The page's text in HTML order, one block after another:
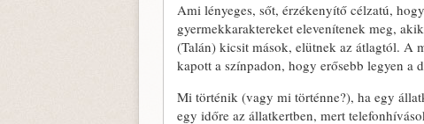
Ami lényeges, sőt, érzékenyítő célzatú,
gyermekkaraktereket elevenítenek meg,
(Talán) kicsit mások, elütnek az átlagtól. A
kapott a színpadon, hogy erősebb legyen a
Mi történik (vagy mi történne?), ha egy
egy időre az állatkertben, mert